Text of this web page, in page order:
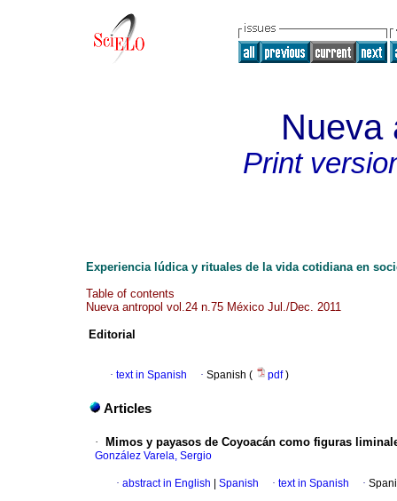
Nueva
Print
Experiencia lúdica y rituales de la vida cotidiana en
Table of contents
Nueva antropol vol.24 n.75 México Jul./Dec. 2011
Editorial
· text in Spanish · Spanish ( pdf)
Articles
· Mimos y payasos de Coyoacán como figuras
González Varela, Sergio
· abstract in English Spanish · text in Spanish ·